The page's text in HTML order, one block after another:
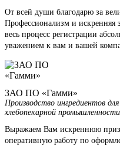
От всей души благодарю за
Профессионализм и искренняя
весь процесс регистрации
уважением к вам и вашей
ЗАО ПО «Гамми»
Производство ингредиентов
хлебопекарной промышленности
Выражаем Вам искреннюю
оперативную работу по